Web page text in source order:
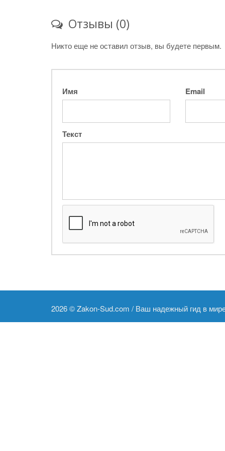
Отзывы (0)
Никто еще не оставил отзыв, вы будете первым.
Имя Email
Текст
2026 ©Zakon-Sud.com / Ваш надежный гид в